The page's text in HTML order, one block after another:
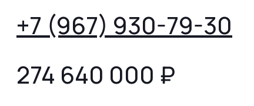
+7 (967) 930-79-30
274 640 000 ₽